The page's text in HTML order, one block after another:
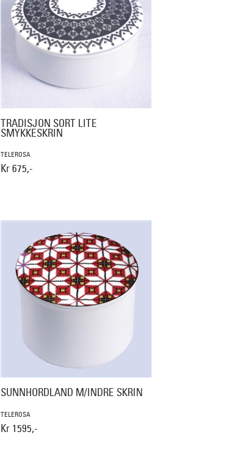
TRADISJON SORT LITE
SMYKKESKRIN
TELEROSA
Kr 675,-
SUNNHORDLAND M/INDRE SKRIN
TELEROSA
Kr 1595,-